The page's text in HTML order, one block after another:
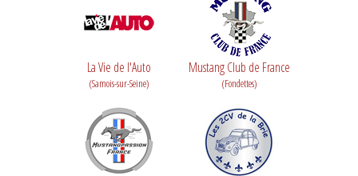
La Vie de l'Auto
(Samois-sur-Seine)
Mustang Club de France
(Fondettes)